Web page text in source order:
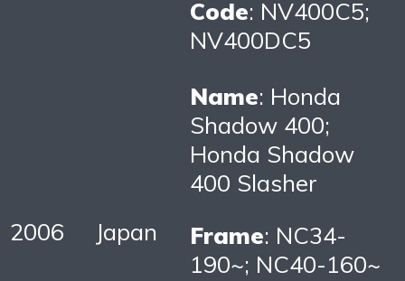
Code: NV400C5;
NV400DC5
2006 Japan
Name: Honda
Shadow 400;
Honda Shadow
400 Slasher
Frame: NC34-
190~; NC40-160~